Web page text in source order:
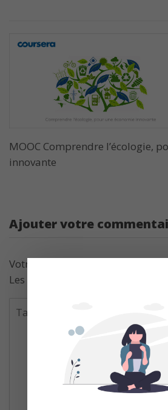
MOOC Comprendre l’écologie,
innovante
Ajouter votre
Votre adresse de messagerie ne
Les champs obligatoires sont